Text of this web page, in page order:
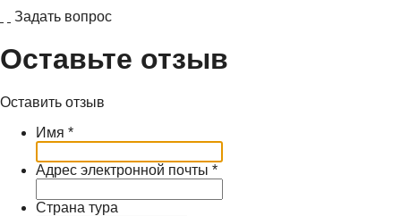
Задать вопрос
Оставьте отзыв
Оставить отзыв
Имя *
Адрес электронной почты *
Страна тура